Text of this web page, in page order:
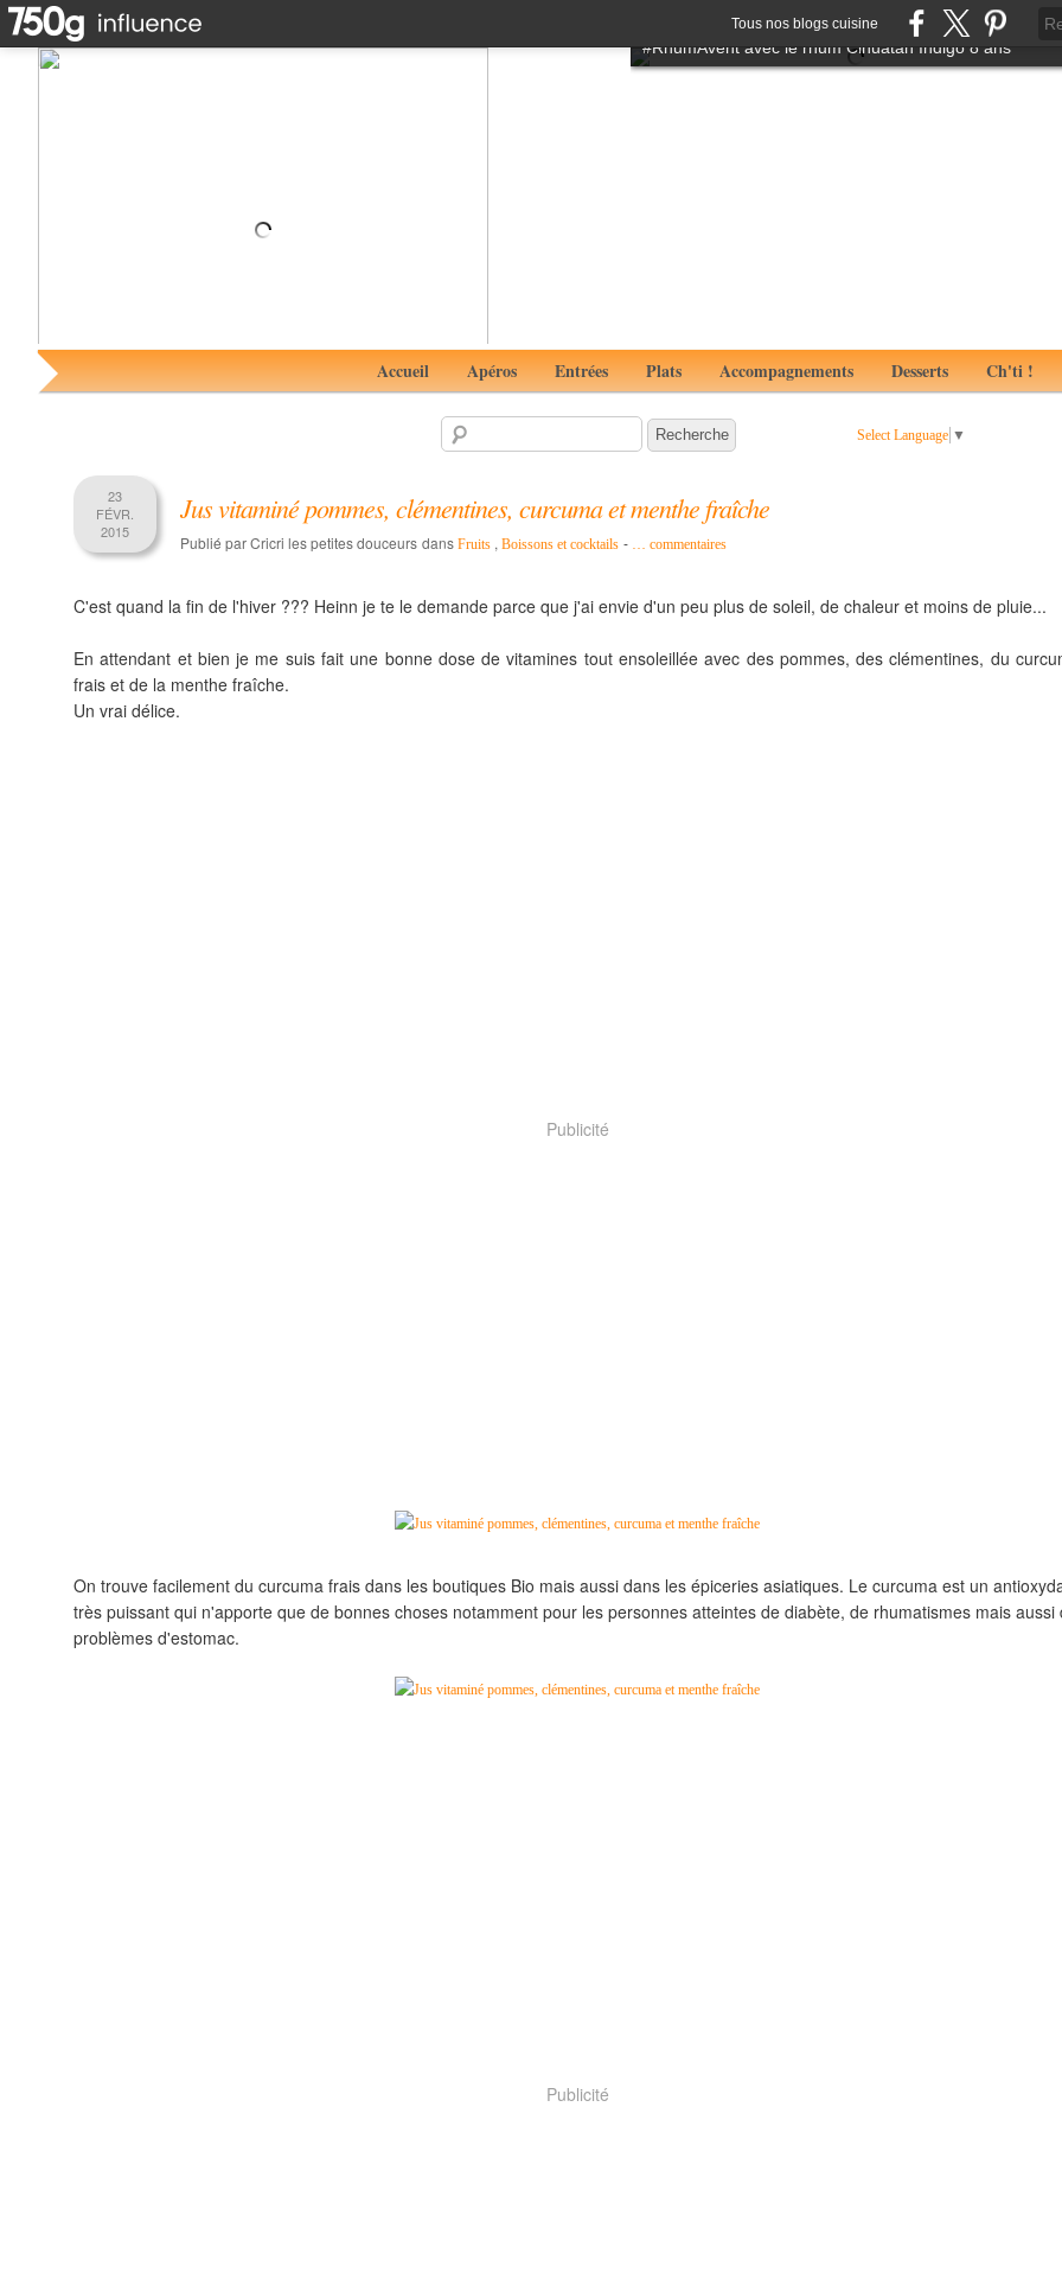
Tous nos blogs cuisine
Tartare de boeuf à l'italienne aux notes de truffes
#RhumAvent avec le rhum Cihuatan Indigo 8 ans
Accueil Apéros Entrées Plats Accompagnements Desserts Ch'ti !
Select Language ▼
23
FÉVR.
2015
Jus vitaminé pommes, clémentines, curcuma et menthe fraîche
Publié par Cricri les petites douceurs dans Fruits , Boissons et cocktails - … commentaires
C'est quand la fin de l'hiver ??? Heinn je te le demande parce que j'ai envie d'un peu plus de soleil, de chaleur et moins de pluie...
En attendant et bien je me suis fait une bonne dose de vitamines tout ensoleillée avec des pommes, des clémentines, du
frais et de la menthe fraîche.
Un vrai délice.
Publicité
On trouve facilement du curcuma frais dans les boutiques Bio mais aussi dans les épiceries asiatiques. Le curcuma est un
très puissant qui n'apporte que de bonnes choses notamment pour les personnes atteintes de diabète, de rhumatismes mais aussi
problèmes d'estomac.
Publicité